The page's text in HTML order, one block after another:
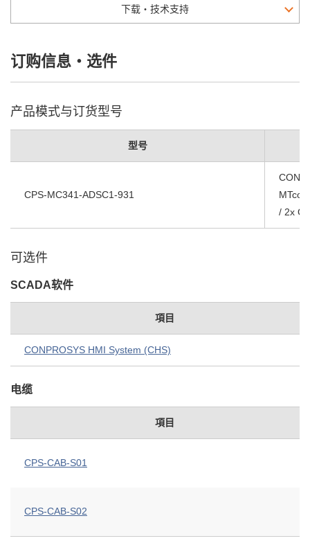
下载・技术支持
订购信息・选件
产品模式与订货型号
型号
CPS-MC341-ADSC1-931
/ 2x
可选件
SCADA软件
項目
CONPROSYS HMI System (CHS)
电缆
項目
CPS-CAB-S01
CPS-CAB-S02